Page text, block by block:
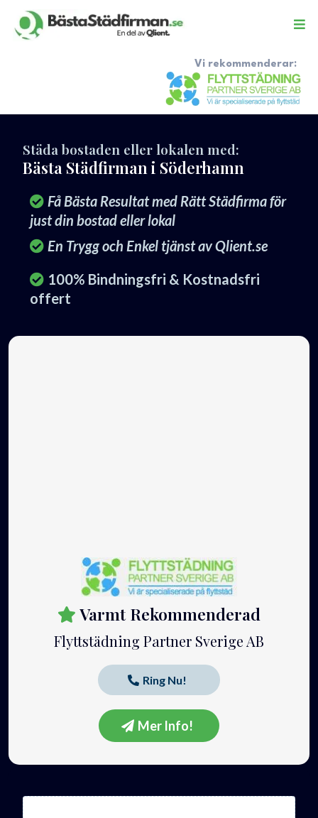
Vi rekommenderar:
Städa bostaden eller lokalen med:
Bästa Städfirman i Söderhamn
Få Bästa Resultat med Rätt Städfirma för
just din bostad eller lokal
En Trygg och Enkel tjänst av Qlient.se
100% Bindningsfri & Kostnadsfri
offert
Varmt Rekommenderad
Flyttstädning Partner Sverige AB
Ring Nu!
Mer Info!